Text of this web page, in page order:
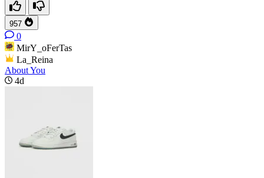
957
0
MirY_oFerTas
La_Reina
About You
4d